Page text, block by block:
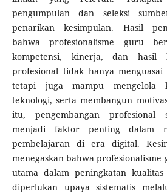
pengumpulan dan seleksi
penarikan kesimpulan. Hasil
bahwa profesionalisme guru
kompetensi, kinerja, dan hasil
profesional tidak hanya
tetapi juga mampu mengelola
teknologi, serta membangun
itu, pengembangan profesional
menjadi faktor penting dalam
pembelajaran di era digital.
menegaskan bahwa
utama dalam peningkatan
diperlukan upaya sistematis